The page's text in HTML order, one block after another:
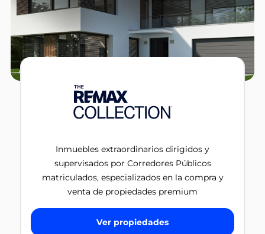
Inmuebles extraordinarios dirigidos y
supervisados por Corredores Públicos
matriculados, especializados en la compra y
venta de propiedades premium
Ver propiedades